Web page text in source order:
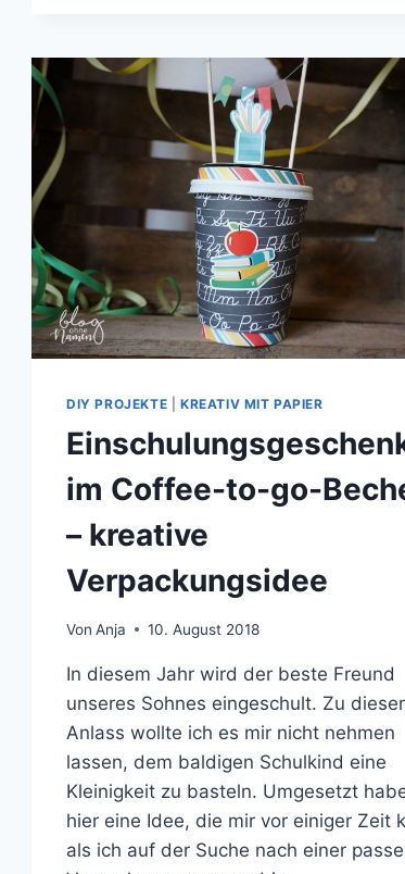
DIY PROJEKTE KREATIV MIT PAPIER
im Coffee-to-go-
– kreative
Verpackungsidee
Von Anja 10. August 2018
In diesem Jahr wird der beste Freund
unseres Sohnes eingeschult. Zu
Anlass wollte ich es mir nicht nehmen
lassen, dem baldigen Schulkind eine
Kleinigkeit zu basteln. Umgesetzt
hier eine Idee, die mir vor einiger Zeit
als ich auf der Suche nach einer